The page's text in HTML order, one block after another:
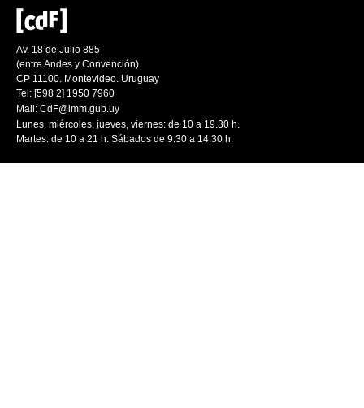
Av. 18 de Julio 885
(entre Andes y Convención)
CP 11100. Montevideo. Uruguay
Tel: [598 2] 1950 7960
Mail: CdF@imm.gub.uy
Lunes, miércoles, jueves, viernes: de 10 a 19.30 h.
Martes: de 10 a 21 h. Sábados de 9.30 a 14.30 h.